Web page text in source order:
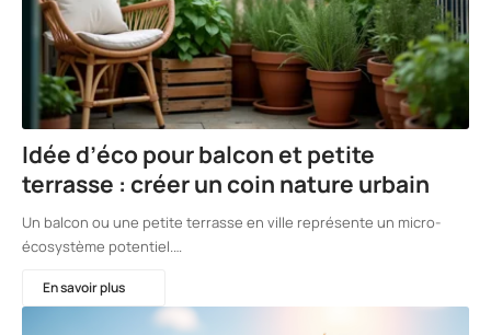
Idée d’éco pour balcon et petite
terrasse : créer un coin nature urbain
Un balcon ou une petite terrasse en ville représente un micro-
écosystème potentiel.…
En savoir plus